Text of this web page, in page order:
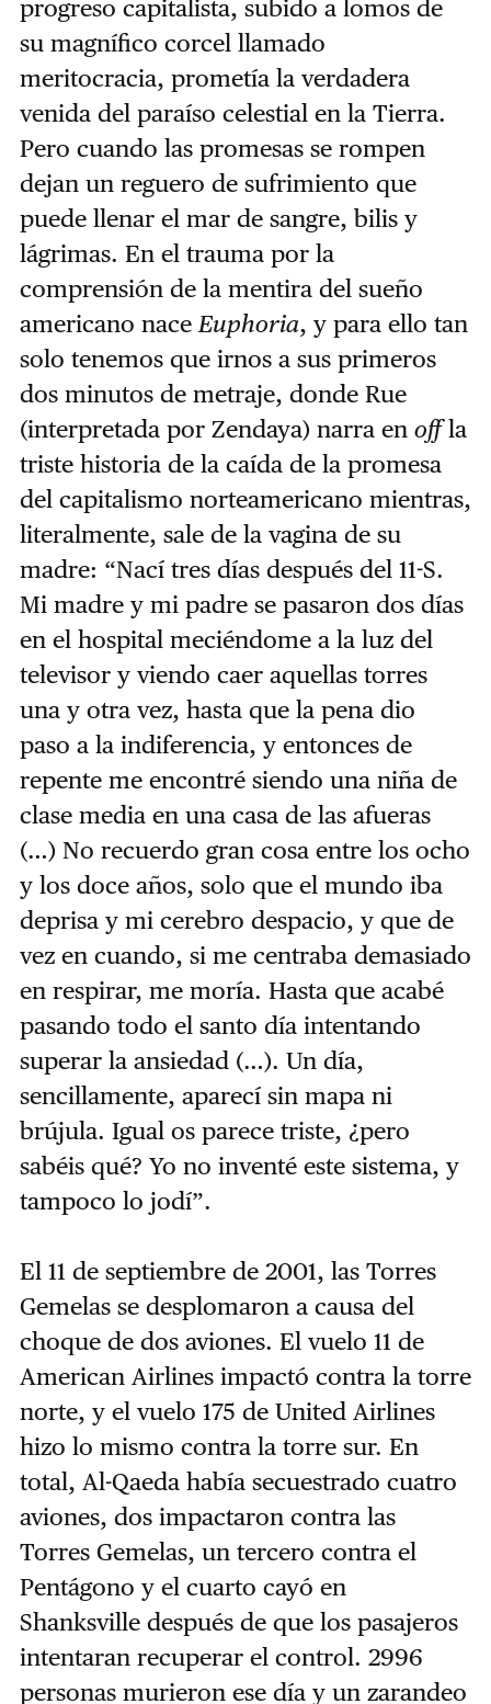
progreso capitalista, subido a lomos de
su magnífico corcel llamado
meritocracia, prometía la verdadera
venida del paraíso celestial en la Tierra.
Pero cuando las promesas se rompen
dejan un reguero de sufrimiento que
puede llenar el mar de sangre, bilis y
lágrimas. En el trauma por la
comprensión de la mentira del sueño
americano nace Euphoria, y para ello tan
solo tenemos que irnos a sus primeros
dos minutos de metraje, donde Rue
(interpretada por Zendaya) narra en offla
triste historia de la caída de la promesa
del capitalismo norteamericano mientras,
literalmente, sale de la vagina de su
madre: “Nací tres días después del 11-S.
Mi madre y mi padre se pasaron dos días
en el hospital meciéndome a la luz del
televisor y viendo caer aquellas torres
una y otra vez, hasta que la pena dio
paso a la indiferencia, y entonces de
repente me encontré siendo una niña de
clase media en una casa de las afueras
(…) No recuerdo gran cosa entre los ocho
y los doce años, solo que el mundo iba
deprisa y mi cerebro despacio, y que de
vez en cuando, si me centraba demasiado
en respirar, me moría. Hasta que acabé
pasando todo el santo día intentando
superar la ansiedad (…). Un día,
sencillamente, aparecí sin mapa ni
brújula. Igual os parece triste, ¿pero
sabéis qué? Yo no inventé este sistema, y
tampoco lo jodí”.
El 11 de septiembre de 2001, las Torres
Gemelas se desplomaron a causa del
choque de dos aviones. El vuelo 11 de
American Airlines impactó contra la torre
norte, y el vuelo 175 de United Airlines
hizo lo mismo contra la torre sur. En
total, Al-Qaeda había secuestrado cuatro
aviones, dos impactaron contra las
Torres Gemelas, un tercero contra el
Pentágono y el cuarto cayó en
Shanksville después de que los pasajeros
intentaran recuperar el control. 2996
personas murieron ese día y un zarandeo